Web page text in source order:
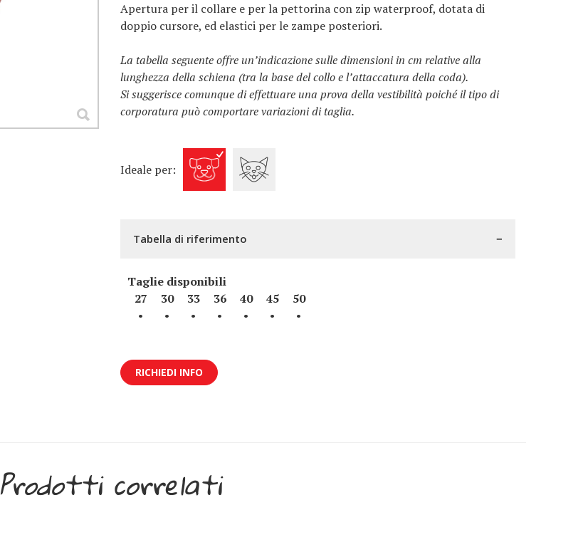
Apertura per il collare e per la pettorina con zip waterproof, dotata di
doppio cursore, ed elastici per le zampe posteriori.
La tabella seguente offre un’indicazione sulle dimensioni in cm relative alla
lunghezza della schiena (tra la base del collo e l’attaccatura della coda).
Si suggerisce comunque di effettuare una prova della vestibilità poiché il tipo di
corporatura può comportare variazioni di taglia.
Ideale per:
Tabella di riferimento
Taglie disponibili
27
30 33 36 40 45
50
•
• • • • • •
RICHIEDI INFO
Prodotti correlati